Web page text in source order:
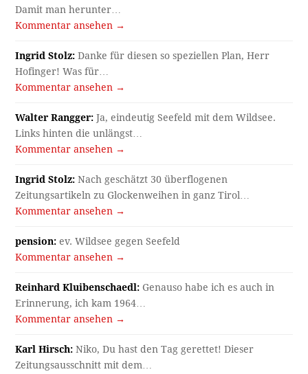
Damit man herunter…
Kommentar ansehen →
Ingrid Stolz: Danke für diesen so speziellen Plan, Herr
Hofinger! Was für…
Kommentar ansehen →
Walter Rangger: Ja, eindeutig Seefeld mit dem Wildsee.
Links hinten die unlängst…
Kommentar ansehen →
Ingrid Stolz: Nach geschätzt 30 überflogenen
Zeitungsartikeln zu Glockenweihen in ganz Tirol…
Kommentar ansehen →
pension: ev. Wildsee gegen Seefeld
Kommentar ansehen →
Reinhard Kluibenschaedl: Genauso habe ich es auch in
Erinnerung, ich kam 1964…
Kommentar ansehen →
Karl Hirsch: Niko, Du hast den Tag gerettet! Dieser
Zeitungsausschnitt mit dem…